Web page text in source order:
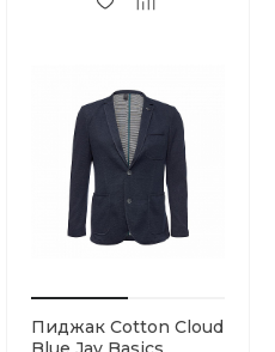
Пиджак Cotton Cloud